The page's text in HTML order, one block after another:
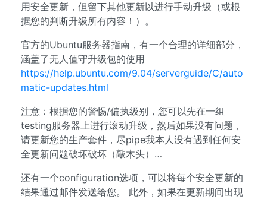
用安全更新，但留下其他更新以进行手动升级（或根
据您的判断升级所有内容！）。
官方的Ubuntu服务器指南，有一个合理的详细部分，
涵盖了无人值守升级包的使用
https://help.ubuntu.com/9.04/serverguide/C/auto
matic-updates.html
注意：根据您的警惕/偏执级别，您可以先在一组
testing服务器上进行滚动升级，然后如果没有问题，
请更新您的生产套件，尽pipe我本人没有遇到任何安
全更新问题破坏破坏（敲木头）…
还有一个configuration选项，可以将每个安全更新的
结果通过邮件发送给您。 此外，如果在更新期间出现